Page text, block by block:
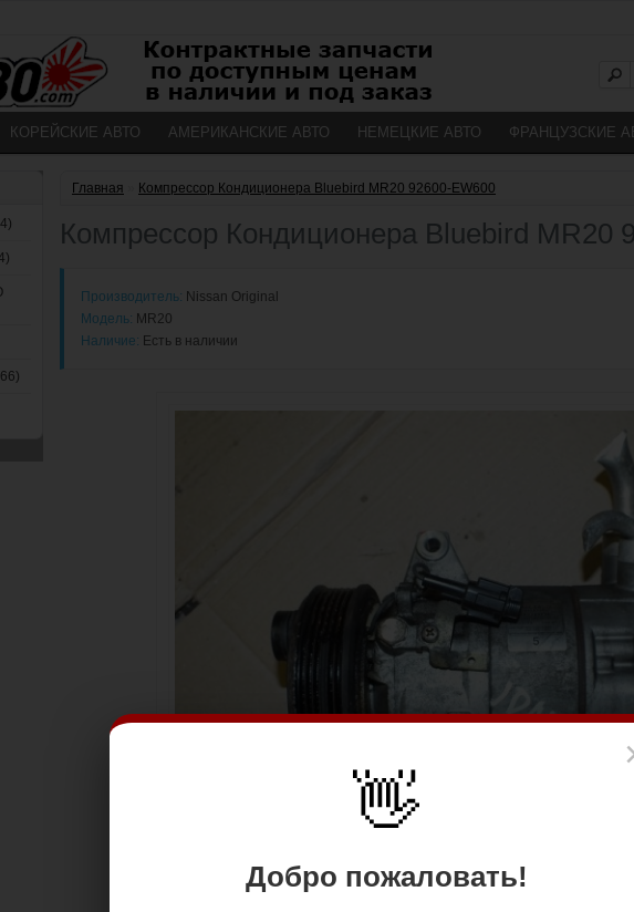
КОРЕЙСКИЕ АВТО АМЕРИКАНСКИЕ АВТО НЕМЕЦКИЕ АВТО ФРАНЦУЗСКИЕ
👋
Добро пожаловать!
Главная Компрессор Кондиционера Bluebird MR20 92600-EW600
Компрессор Кондиционера Bluebird MR20
Производитель: Nissan Original
Модель: MR20
Наличие: Есть в наличии